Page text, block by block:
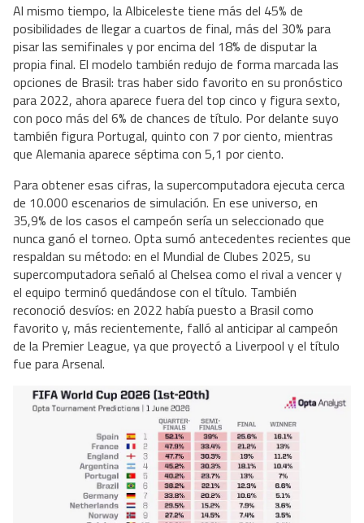
Al mismo tiempo, la Albiceleste tiene más del 45% de
posibilidades de llegar a cuartos de final, más del 30% para
pisar las semifinales y por encima del 18% de disputar la
propia final. El modelo también redujo de forma marcada las
opciones de Brasil: tras haber sido favorito en su pronóstico
para 2022, ahora aparece fuera del top cinco y figura sexto,
con poco más del 6% de chances de título. Por delante suyo
también figura Portugal, quinto con 7 por ciento, mientras
que Alemania aparece séptima con 5,1 por ciento.
Para obtener esas cifras, la supercomputadora ejecuta cerca
de 10.000 escenarios de simulación. En ese universo, en
35,9% de los casos el campeón sería un seleccionado que
nunca ganó el torneo. Opta sumó antecedentes recientes que
respaldan su método: en el Mundial de Clubes 2025, su
supercomputadora señaló al Chelsea como el rival a vencer y
el equipo terminó quedándose con el título. También
reconoció desvíos: en 2022 había puesto a Brasil como
favorito y, más recientemente, falló al anticipar al campeón
de la Premier League, ya que proyectó a Liverpool y el título
fue para Arsenal.